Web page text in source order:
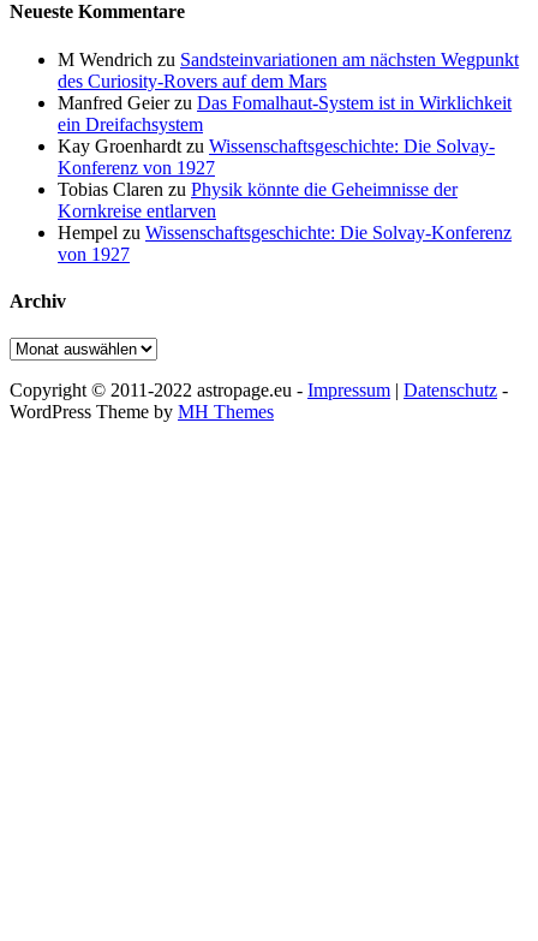
Neueste Kommentare
M Wendrich zu Sandsteinvariationen am nächsten Wegpunkt
des Curiosity-Rovers auf dem Mars
Manfred Geierzu Das Fomalhaut-System ist in Wirklichkeit
ein Dreifachsystem
Kay Groenhardt zu Wissenschaftsgeschichte: Die Solvay-
Konferenz von 1927
Tobias Claren zu Physik könnte die Geheimnisse der
Kornkreise entlarven
Hempel zu Wissenschaftsgeschichte: Die Solvay-Konferenz
von 1927
Archiv
Archiv
Copyright © 2011-2022 astropage.eu - Impressum | Datenschutz -
WordPress Theme by MH Themes